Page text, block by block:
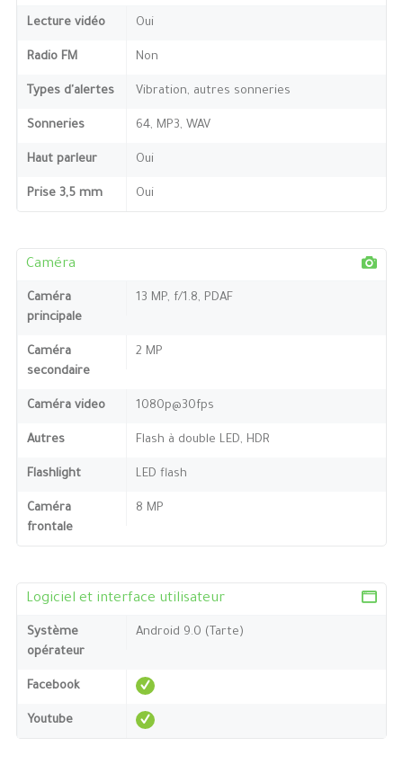
Lecture vidéo Oui
Radio FM Non
Types d'alertes Vibration, autres sonneries
Sonneries 64, MP3, WAV
Haut parleur Oui
Prise 3,5 mm Oui
Caméra
Caméra
principale
13 MP, f/1.8, PDAF
Caméra
secondaire
2 MP
Caméra video 1080p@30fps
Autres Flash à double LED, HDR
Flashlight LED flash
Caméra
frontale
8 MP
Logiciel et interface utilisateur
Système
opérateur
Android 9.0 (Tarte)
Facebook
Youtube